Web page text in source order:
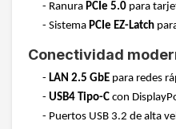
- Ranura PCIe 5.0 para
- Sistema PCIe EZ-Latch
Conectividad
- LAN 2.5 GbE para redes
- USB4 Tipo-C con
- Puertos USB 3.2 de alta